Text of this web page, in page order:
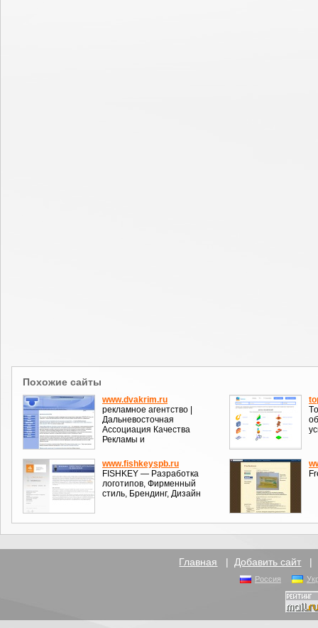
Похожие сайты
www.dvakrim.ru
рекламное агентство |
Дальневосточная
Ассоциация Качества
Рекламы и
www.fishkeyspb.ru
FISHKEY — Разработка
логотипов, Фирменный
стиль, Брендинг, Дизайн
Главная | Добавить сайт |
Россия